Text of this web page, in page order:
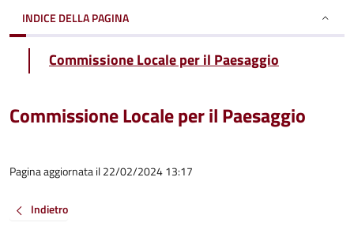
INDICE DELLA PAGINA
Commissione Locale per il Paesaggio
Commissione Locale per il Paesaggio
Pagina aggiornata il 22/02/2024 13:17
Indietro